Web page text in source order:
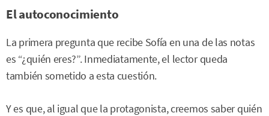
El autoconocimiento
La primera pregunta que recibe Sofía en una de las notas
es “¿quién eres?”. Inmediatamente, el lector queda
también sometido a esta cuestión.
Y es que, al igual que la protagonista, creemos saber quién